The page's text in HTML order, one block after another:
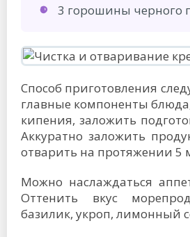
3 горошины черного
Способ приготовления
главные компоненты
кипения, заложить
Аккуратно заложить
отварить на протяжении 5
Можно наслаждаться
Оттенить вкус
базилик, укроп, лимонный